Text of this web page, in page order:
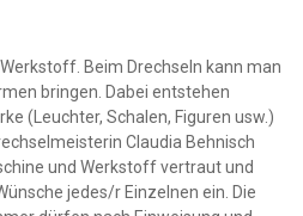
Beim Drechseln kann man
bringen. Dabei entstehen
(Leuchter, Schalen, Figuren usw.)
Claudia Behnisch
und Werkstoff vertraut und
jedes/r Einzelnen ein. Die